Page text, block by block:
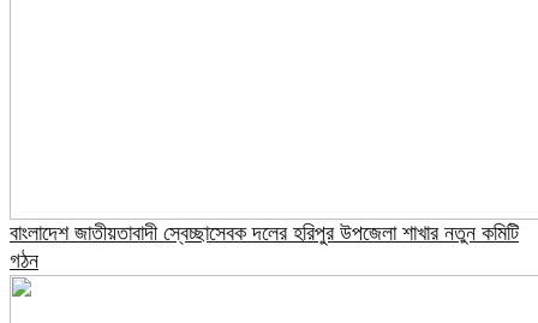
বাংলাদেশ জাতীয়তাবাদী স্বেচ্ছাসেবক দলের হরিপুর উপজেলা শাখার নতুন কমিটি
গঠন